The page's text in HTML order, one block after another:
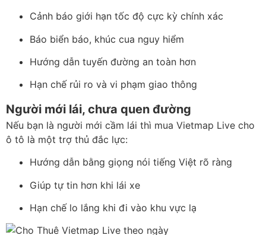
Cảnh báo giới hạn tốc độ cực kỳ chính xác
Báo biển báo, khúc cua nguy hiểm
Hướng dẫn tuyến đường an toàn hơn
Hạn chế rủi ro và vi phạm giao thông
Người mới lái, chưa quen đường
Nếu bạn là người mới cầm lái thì mua Vietmap Live cho
ô tô là một trợ thủ đắc lực:
Hướng dẫn bằng giọng nói tiếng Việt rõ ràng
Giúp tự tin hơn khi lái xe
Hạn chế lo lắng khi đi vào khu vực lạ